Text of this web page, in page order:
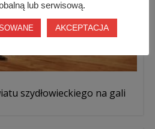
szydłowieckiego na gali
lub serwisową.
AKCEPTACJA